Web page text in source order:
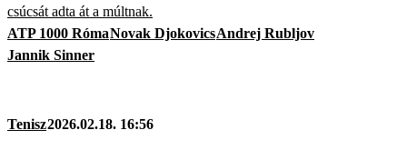
csúcsát adta át a múltnak.
ATP 1000 RómaNovak DjokovicsAndrej Rubljov
Jannik Sinner
Tenisz2026.02.18. 16:56